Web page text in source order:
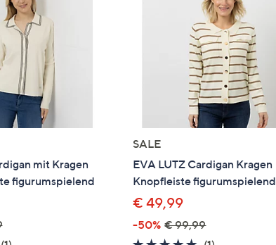
mit Kragen
figurumspielend
SALE
EVA LUTZ Cardigan Kragen
Knopfleiste figurumspielend
€ 49,99
-50% € 99,99